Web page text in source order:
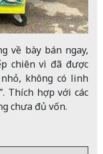
về bày bán ngay,
chiên vì đã được
không có linh
Thích hợp với các
chưa đủ vốn.